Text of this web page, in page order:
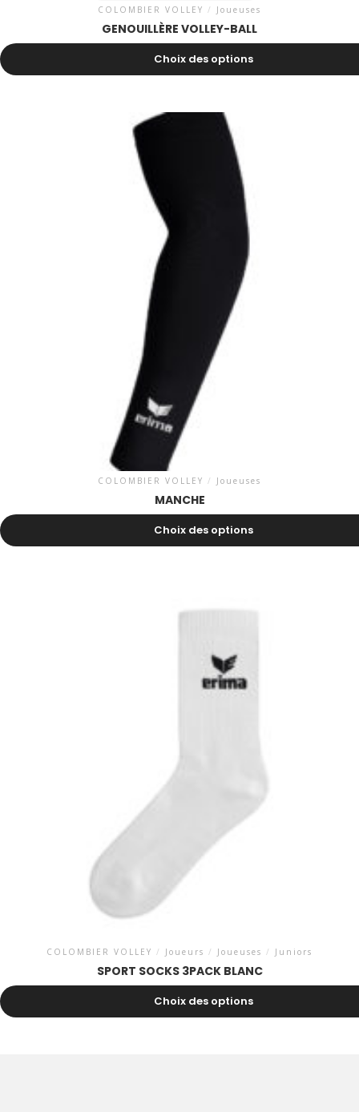
COLOMBIER VOLLEY / Joueuses
GENOUILLÈRE VOLLEY-BALL
27.00
Choix des options
COLOMBIER VOLLEY / Joueuses
MANCHE
13.50
Choix des options
COLOMBIER VOLLEY / Joueurs / Joueuses / Juniors
SPORT SOCKS 3PACK BLANC
12.00
Choix des options